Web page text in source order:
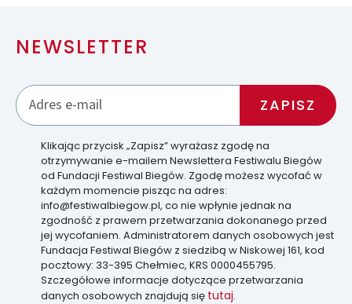
NEWSLETTER
Klikając przycisk „Zapisz” wyrażasz zgodę na
otrzymywanie e-mailem Newslettera Festiwalu Biegów
od Fundacji Festiwal Biegów. Zgodę możesz wycofać w
każdym momencie pisząc na adres:
info@festiwalbiegow.pl, co nie wpłynie jednak na
zgodność z prawem przetwarzania dokonanego przed
jej wycofaniem. Administratorem danych osobowych jest
Fundacja Festiwal Biegów z siedzibą w Niskowej 161, kod
pocztowy: 33-395 Chełmiec, KRS 0000455795.
Szczegółowe informacje dotyczące przetwarzania
danych osobowych znajdują się tutaj.